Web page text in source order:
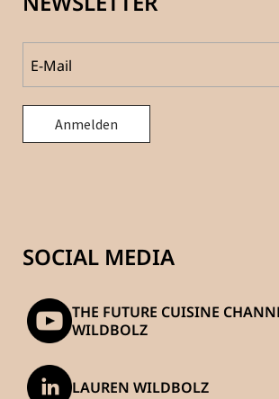
SOCIAL MEDIA
THE FUTURE CUISINE
WILDBOLZ
LAUREN WILDBOLZ